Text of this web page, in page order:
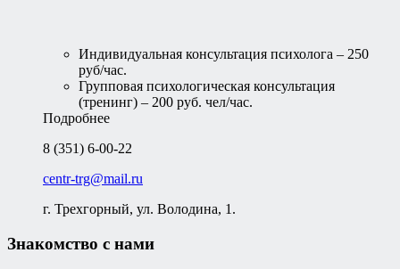
Индивидуальная консультация психолога – 250
руб/час.
Групповая психологическая консультация
(тренинг) – 200 руб. чел/час.
Подробнее
8 (351) 6-00-22
centr-trg@mail.ru
г. Трехгорный, ул. Володина, 1.
Знакомство с нами